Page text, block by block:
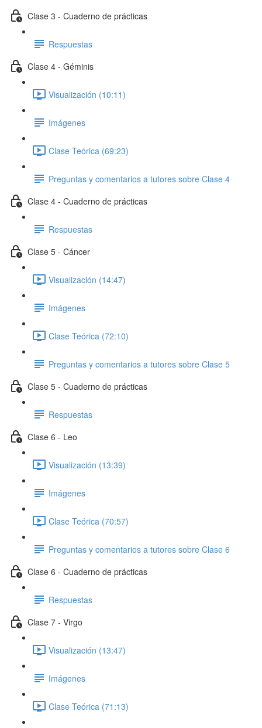
Clase 3 - Cuaderno de prácticas
Respuestas
Clase 4 - Géminis
Visualización (10:11)
Imágenes
Clase Teórica (69:23)
Preguntas y comentarios a tutores sobre Clase 4
Clase 4 - Cuaderno de prácticas
Respuestas
Clase 5 - Cáncer
Visualización (14:47)
Imágenes
Clase Teórica (72:10)
Preguntas y comentarios a tutores sobre Clase 5
Clase 5 - Cuaderno de prácticas
Respuestas
Clase 6 - Leo
Visualización (13:39)
Imágenes
Clase Teórica (70:57)
Preguntas y comentarios a tutores sobre Clase 6
Clase 6 - Cuaderno de prácticas
Respuestas
Clase 7 - Virgo
Visualización (13:47)
Imágenes
Clase Teórica (71:13)